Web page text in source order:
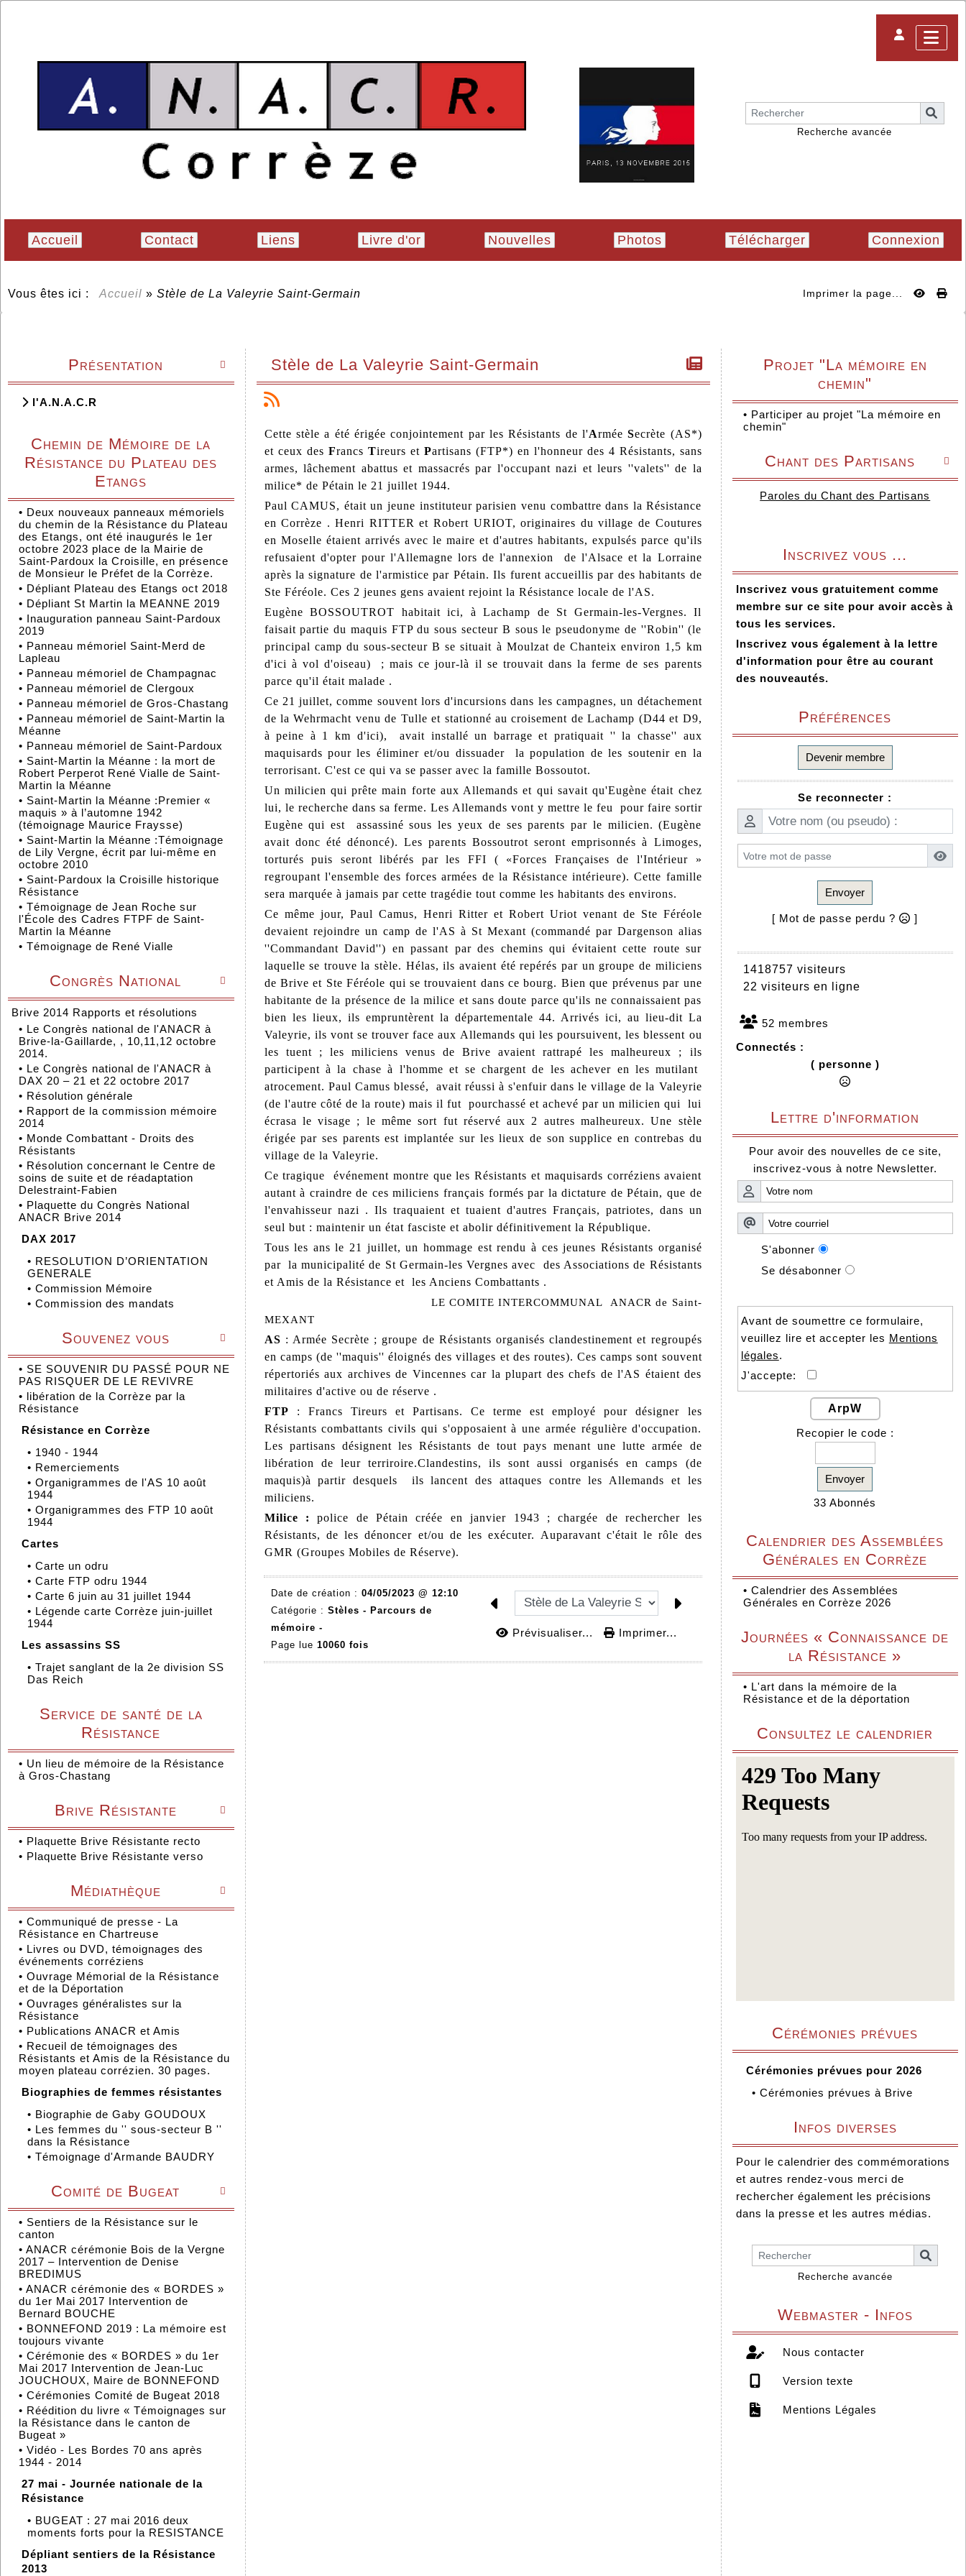
Recherche avancée
Accueil Contact Liens Livre d'or Nouvelles Photos Télécharger Connexion
Vous êtes ici : Accueil » Stèle de La Valeyrie Saint-Germain Imprimer la page...

Présentation
l'A.N.A.C.R
Chemin de Mémoire de la
Résistance du Plateau des
Etangs
• Deux nouveaux panneaux mémoriels
du chemin de la Résistance du Plateau
des Etangs, ont été inaugurés le 1er
octobre 2023 place de la Mairie de
Saint-Pardoux la Croisille, en présence
de Monsieur le Préfet de la Corrèze.
• Dépliant Plateau des Etangs oct 2018
• Dépliant St Martin la MEANNE 2019
• Inauguration panneau Saint-Pardoux
2019
• Panneau mémoriel Saint-Merd de
Lapleau
• Panneau mémoriel de Champagnac
• Panneau mémoriel de Clergoux
• Panneau mémoriel de Gros-Chastang
• Panneau mémoriel de Saint-Martin la
Méanne
• Panneau mémoriel de Saint-Pardoux
• Saint-Martin la Méanne : la mort de
Robert Perperot René Vialle de Saint-
Martin la Méanne
• Saint-Martin la Méanne :Premier «
maquis » à l’automne 1942
(témoignage Maurice Fraysse)
• Saint-Martin la Méanne :Témoignage
de Lily Vergne, écrit par lui-même en
octobre 2010
• Saint-Pardoux la Croisille historique
Résistance
• Témoignage de Jean Roche sur
l'École des Cadres FTPF de Saint-
Martin la Méanne
• Témoignage de René Vialle

Congrès National
Brive 2014 Rapports et résolutions
• Le Congrès national de l'ANACR à
Brive-la-Gaillarde, , 10,11,12 octobre
2014.
• Le Congrès national de l'ANACR à
DAX 20 – 21 et 22 octobre 2017
• Résolution générale
• Rapport de la commission mémoire
2014
• Monde Combattant - Droits des
Résistants
• Résolution concernant le Centre de
soins de suite et de réadaptation
Delestraint-Fabien
• Plaquette du Congrès National
ANACR Brive 2014
DAX 2017
• RESOLUTION D’ORIENTATION
GENERALE
• Commission Mémoire
• Commission des mandats

Souvenez vous
• SE SOUVENIR DU PASSÉ POUR NE
PAS RISQUER DE LE REVIVRE
• libération de la Corrèze par la
Résistance
Résistance en Corrèze
• 1940 - 1944
• Remerciements
• Organigrammes de l'AS 10 août
1944
• Organigrammes des FTP 10 août
1944
Cartes
• Carte un odru
• Carte FTP odru 1944
• Carte 6 juin au 31 juillet 1944
• Légende carte Corrèze juin-juillet
1944
Les assassins SS
• Trajet sanglant de la 2e division SS
Das Reich
Service de santé de la
Résistance
• Un lieu de mémoire de la Résistance
à Gros-Chastang

Brive Résistante
• Plaquette Brive Résistante recto
• Plaquette Brive Résistante verso

Médiathèque
• Communiqué de presse - La
Résistance en Chartreuse
• Livres ou DVD, témoignages des
événements corréziens
• Ouvrage Mémorial de la Résistance
et de la Déportation
• Ouvrages généralistes sur la
Résistance
• Publications ANACR et Amis
• Recueil de témoignages des
Résistants et Amis de la Résistance du
moyen plateau corrézien. 30 pages.
Biographies de femmes résistantes
• Biographie de Gaby GOUDOUX
• Les femmes du '' sous-secteur B ''
dans la Résistance
• Témoignage d'Armande BAUDRY

Comité de Bugeat
• Sentiers de la Résistance sur le
canton
• ANACR cérémonie Bois de la Vergne
2017 – Intervention de Denise
BREDIMUS
• ANACR cérémonie des « BORDES »
du 1er Mai 2017 Intervention de
Bernard BOUCHE
• BONNEFOND 2019 : La mémoire est
toujours vivante
• Cérémonie des « BORDES » du 1er
Mai 2017 Intervention de Jean-Luc
JOUCHOUX, Maire de BONNEFOND
• Cérémonies Comité de Bugeat 2018
• Réédition du livre « Témoignages sur
la Résistance dans le canton de
Bugeat »
• Vidéo - Les Bordes 70 ans après
1944 - 2014
27 mai - Journée nationale de la
Résistance
• BUGEAT : 27 mai 2016 deux
moments forts pour la RESISTANCE
Dépliant sentiers de la Résistance
2013
Stèle de La Valeyrie Saint-Germain
Cette stèle a été érigée conjointement par les Résistants de l'ArméeSecrète (AS*)
et ceux des Francs Tireurs et Partisans (FTP*) en l'honneur des 4 Résistants, sans
armes, lâchement abattus et massacrés par l'occupant nazi et leurs ''valets'' de la
milice* de Pétain le 21 juillet 1944.
Paul CAMUS, était un jeune instituteur parisien venu combattre dans la Résistance
en Corrèze . Henri RITTER et Robert URIOT, originaires du village de Coutures
en Moselle étaient arrivés avec le maire et d'autres habitants, expulsés parce qu'ils
refusaient d'opter pour l'Allemagne lors de l'annexion de l'Alsace et la Lorraine
après la signature de l'armistice par Pétain. Ils furent accueillis par des habitants de
Ste Féréole. Ces 2 jeunes gens avaient rejoint la Résistance locale de l'AS.
Eugène BOSSOUTROT habitait ici, à Lachamp de St Germain-les-Vergnes. Il
faisait partie du maquis FTP du sous secteur B sous le pseudonyme de ''Robin'' (le
principal camp du sous-secteur B se situait à Moulzat de Chanteix environ 1,5 km
d'ici à vol d'oiseau) ; mais ce jour-là il se trouvait dans la ferme de ses parents
parce qu'il était malade .
Ce 21 juillet, comme souvent lors d'incursions dans les campagnes, un détachement
de la Wehrmacht venu de Tulle et stationné au croisement de Lachamp (D44 et D9,
à peine à 1 km d'ici), avait installé un barrage et pratiquait '' la chasse'' aux
maquisards pour les éliminer et/ou dissuader la population de les soutenir en la
terrorisant. C'est ce qui va se passer avec la famille Bossoutot.
Un milicien qui prête main forte aux Allemands et qui savait qu'Eugène était chez
lui, le recherche dans sa ferme. Les Allemands vont y mettre le feu pour faire sortir
Eugène qui est assassiné sous les yeux de ses parents par le milicien. (Eugène
avait donc été dénoncé). Les parents Bossoutrot seront emprisonnés à Limoges,
torturés puis seront libérés par les FFI ( «Forces Françaises de l'Intérieur »
regroupant l'ensemble des forces armées de la Résistance intérieure). Cette famille
sera marquée à jamais par cette tragédie tout comme les habitants des environs.
Ce même jour, Paul Camus, Henri Ritter et Robert Uriot venant de Ste Féréole
devaient rejoindre un camp de l'AS à St Mexant (commandé par Dargenson alias
''Commandant David'') en passant par des chemins qui évitaient cette route sur
laquelle se trouve la stèle. Hélas, ils avaient été repérés par un groupe de miliciens
de Brive et Ste Féréole qui se trouvaient dans ce bourg. Bien que prévenus par une
habitante de la présence de la milice et sans doute parce qu'ils ne connaissaient pas
bien les lieux, ils empruntèrent la départementale 44. Arrivés ici, au lieu-dit La
Valeyrie, ils vont se trouver face aux Allemands qui les poursuivent, les blessent ou
les tuent ; les miliciens venus de Brive avaient rattrapé les malheureux ; ils
participent à la chase à l'homme et se chargent de les achever en les mutilant
atrocement. Paul Camus blessé, avait réussi à s'enfuir dans le village de la Valeyrie
(de l'autre côté de la route) mais il fut pourchassé et achevé par un milicien qui lui
écrasa le visage ; le même sort fut réservé aux 2 autres malheureux. Une stèle
érigée par ses parents est implantée sur les lieux de son supplice en contrebas du
village de la Valeyrie.
Ce tragique événement montre que les Résistants et maquisards corréziens avaient
autant à craindre de ces miliciens français formés par la dictature de Pétain, que de
l'envahisseur nazi . Ils traquaient et tuaient d'autres Français, patriotes, dans un
seul but : maintenir un état fasciste et abolir définitivement la République.
Tous les ans le 21 juillet, un hommage est rendu à ces jeunes Résistants organisé
par la municipalité de St Germain-les Vergnes avec des Associations de Résistants
et Amis de la Résistance et les Anciens Combattants .
LE COMITE INTERCOMMUNAL ANACR de Saint-
MEXANT
AS : Armée Secrète ; groupe de Résistants organisés clandestinement et regroupés
en camps (de ''maquis'' éloignés des villages et des routes). Ces camps sont souvent
répertoriés aux archives de Vincennes car la plupart des chefs de l'AS étaient des
militaires d'active ou de réserve .
FTP : Francs Tireurs et Partisans. Ce terme est employé pour désigner les
Résistants combattants civils qui s'opposaient à une armée régulière d'occupation.
Les partisans désignent les Résistants de tout pays menant une lutte armée de
libération de leur terriroire.Clandestins, ils sont aussi organisés en camps (de
maquis)à partir desquels ils lancent des attaques contre les Allemands et les
miliciens.
Milice :
police de Pétain créée en janvier 1943 ; chargée de rechercher les
Résistants, de les dénoncer et/ou de les exécuter. Auparavant c'était le rôle des
GMR (Groupes Mobiles de Réserve).
Date de création : 04/05/2023 @ 12:10
Catégorie : Stèles - Parcours de
mémoire -
Page lue 10060 fois
Prévisualiser... Imprimer...
Projet "La mémoire en
chemin"
• Participer au projet "La mémoire en
chemin"

Chant des Partisans
Paroles du Chant des Partisans
Inscrivez vous ...
Inscrivez vous gratuitement comme
membre sur ce site pour avoir accès à
tous les services.
Inscrivez vous également à la lettre
d'information pour être au courant
des nouveautés.
Préférences
Devenir membre
Se reconnecter :
Envoyer
[ Mot de passe perdu ? ]
1418757 visiteurs
22 visiteurs en ligne
52 membres
Connectés :
( personne )
Lettre d'information
Pour avoir des nouvelles de ce site,
inscrivez-vous à notre Newsletter.
S'abonner
Se désabonner
Avant de soumettre ce formulaire,
veuillez lire et accepter les Mentions
légales.
J'accepte:
ArpW
Recopier le code :
Envoyer
33 Abonnés
Calendrier des Assemblées
Générales en Corrèze
• Calendrier des Assemblées
Générales en Corrèze 2026
Journées « Connaissance de
la Résistance »
• L'art dans la mémoire de la
Résistance et de la déportation
Consultez le calendrier
Cérémonies prévues
Cérémonies prévues pour 2026
• Cérémonies prévues à Brive
Infos diverses
Pour le calendrier des commémorations
et autres rendez-vous merci de
rechercher également les précisions
dans la presse et les autres médias.
Recherche avancée
Webmaster - Infos
Nous contacter
Version texte
Mentions Légales